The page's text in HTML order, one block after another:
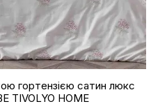
гортензією сатин люкс
TIVOLYO HOME